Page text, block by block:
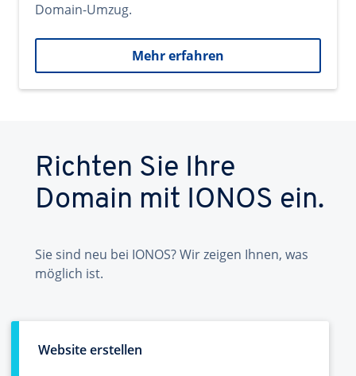
Domain-Umzug.
Mehr erfahren
Richten Sie Ihre
Domain mit IONOS ein.
Sie sind neu bei IONOS? Wir zeigen Ihnen, was
möglich ist.
Website erstellen